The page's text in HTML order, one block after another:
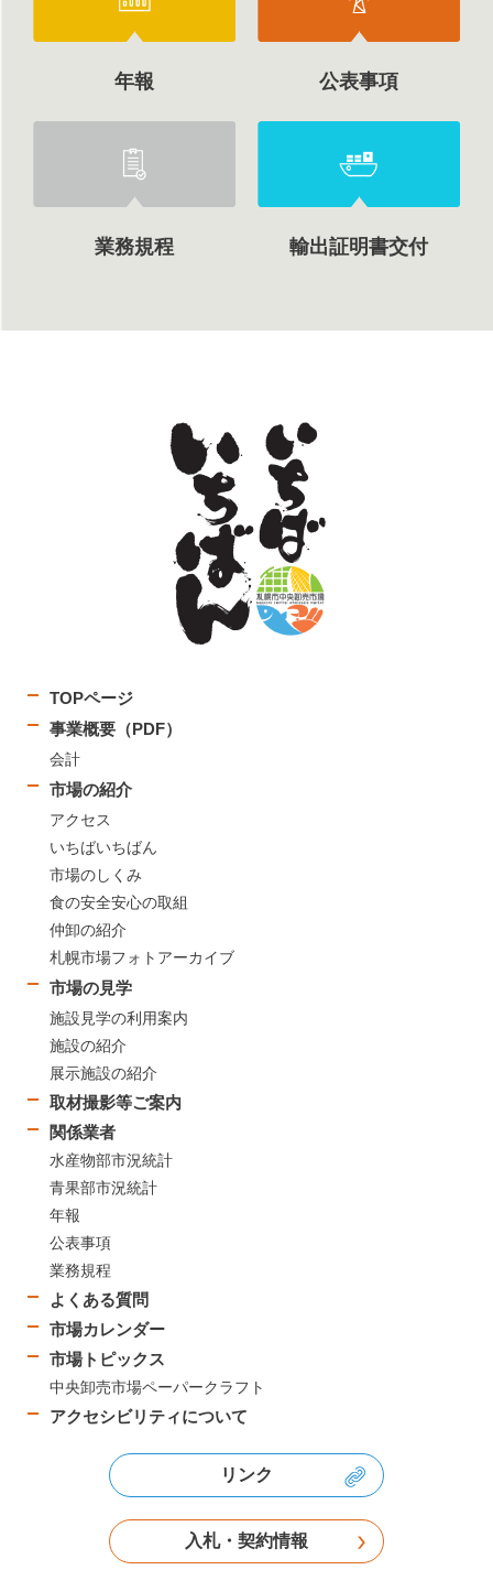
年報 公表事項
業務規程 輸出証明書交付
TOPページ
事業概要（PDF）
会計
市場の紹介
アクセス
いちばいちばん
市場のしくみ
食の安全安心の取組
仲卸の紹介
札幌市場フォトアーカイブ
市場の見学
施設見学の利用案内
施設の紹介
展示施設の紹介
取材撮影等ご案内
関係業者
水産物部市況統計
青果部市況統計
年報
公表事項
業務規程
よくある質問
市場カレンダー
市場トピックス
中央卸売市場ペーパークラフト
アクセシビリティについて
リンク
入札・契約情報